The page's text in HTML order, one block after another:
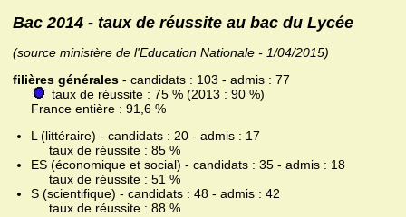
Bac 2014 - taux de réussite au bac du Lycée
(source ministère de l'Education Nationale - 1/04/2015)
filières générales - candidats : 103 - admis : 77
taux de réussite : 75 % (2013 : 90 %)
France entière : 91,6 %
L (littéraire) - candidats : 20 - admis : 17
taux de réussite : 85 %
ES (économique et social) - candidats : 35 - admis : 18
taux de réussite : 51 %
S (scientifique) - candidats : 48 - admis : 42
taux de réussite : 88 %